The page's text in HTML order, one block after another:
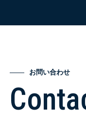
お問い合わせ